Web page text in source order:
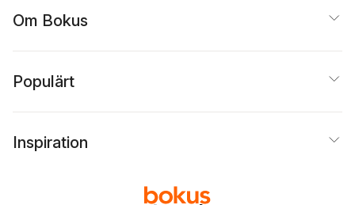
Om Bokus
Populärt
Inspiration